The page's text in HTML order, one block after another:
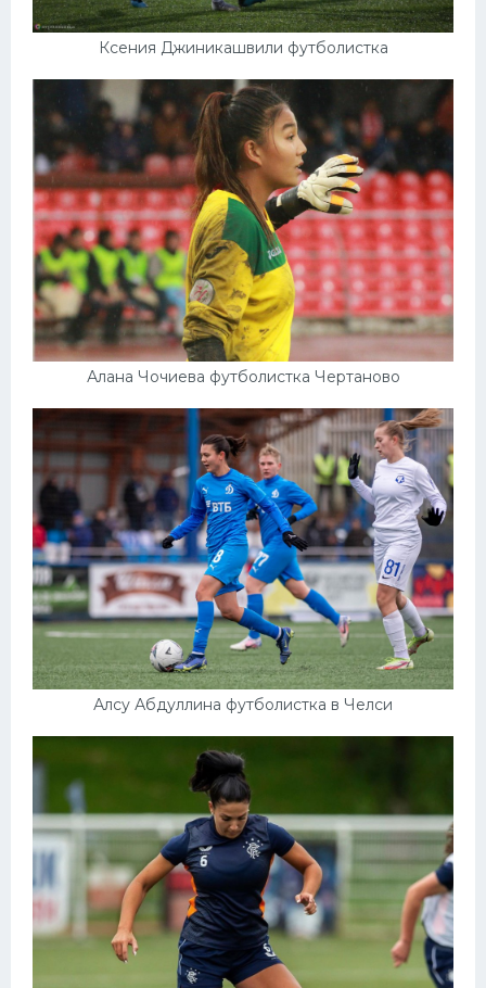
Ксения Джиникашвили футболистка
Алана Чочиева футболистка Чертаново
Алсу Абдуллина футболистка в Челси